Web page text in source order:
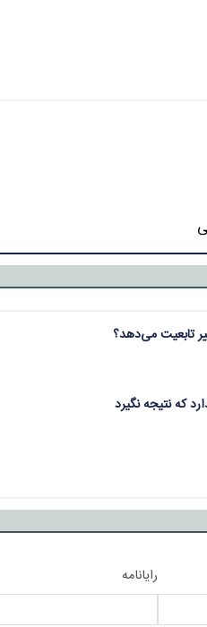
تابعیت می‌دهد؟
که نتیجه نگیرد
رایانامه